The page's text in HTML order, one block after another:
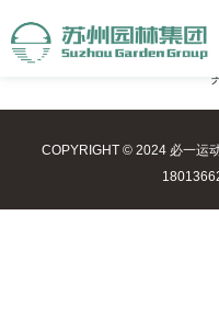
COPYRIGHT © 2024 必一运